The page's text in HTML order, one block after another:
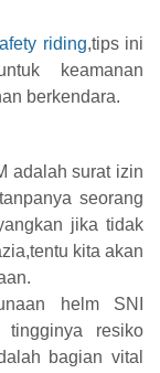
riding,tips ini
keamanan
berkendara.
adalah surat izin
seorang
jika tidak
kita akan
helm SNI
tingginya resiko
bagian vital